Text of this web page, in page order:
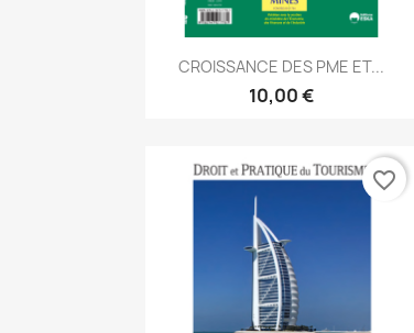
Aperçu rapide
CROISSANCE DES PME ET...
10,00 €
favorite_border